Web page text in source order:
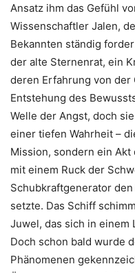
Ansatz ihm das Gefühl
Wissenschaftler Jalen,
Bekannten ständig
der alte Sternenrat, ein
deren Erfahrung von
Entstehung des
Welle der Angst, doch
einer tiefen Wahrheit –
Mission, sondern ein Akt
mit einem Ruck der
Schubkraftgenerator
setzte. Das Schiff
Juwel, das sich in einem
Doch schon bald wurde
Phänomenen